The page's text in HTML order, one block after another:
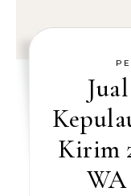
Kirim
WA